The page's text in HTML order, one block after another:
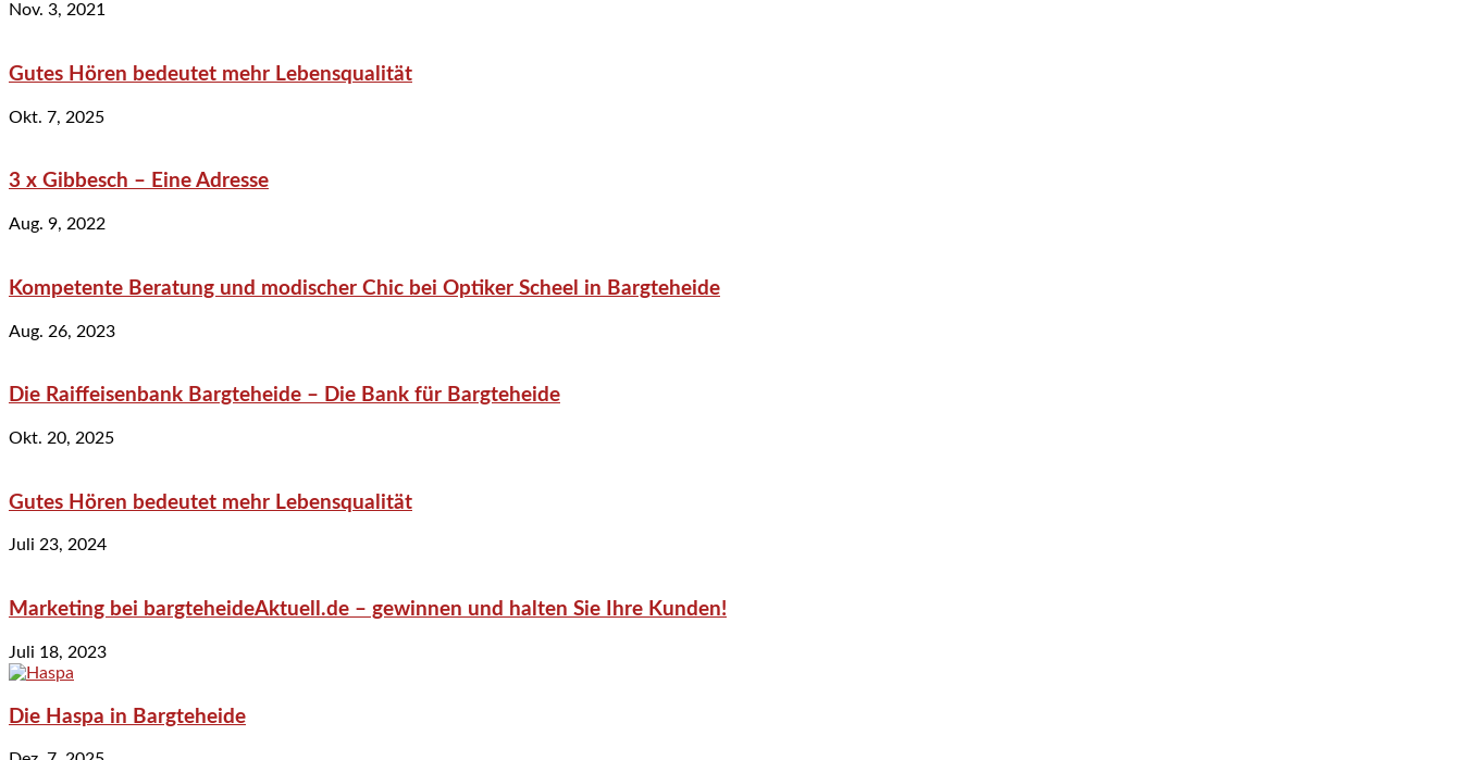
Nov. 3, 2021
Gutes Hören bedeutet mehr Lebensqualität
Okt. 7, 2025
3 x Gibbesch – Eine Adresse
Aug. 9, 2022
Kompetente Beratung und modischer Chic bei Optiker Scheel in Bargteheide
Aug. 26, 2023
Die Raiffeisenbank Bargteheide – Die Bank für Bargteheide
Okt. 20, 2025
Gutes Hören bedeutet mehr Lebensqualität
Juli 23, 2024
Marketing bei bargteheideAktuell.de – gewinnen und halten Sie Ihre Kunden!
Juli 18, 2023
Die Haspa in Bargteheide